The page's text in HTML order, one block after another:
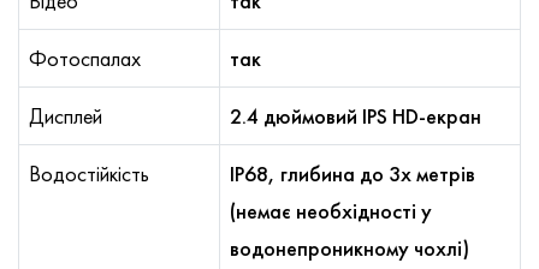
Фотоспалах так
Дисплей 2.4 дюймовий IPS HD-екран
Водостійкість
IP68, глибина до 3х метрів
(немає необхідності у
водонепроникному чохлі)